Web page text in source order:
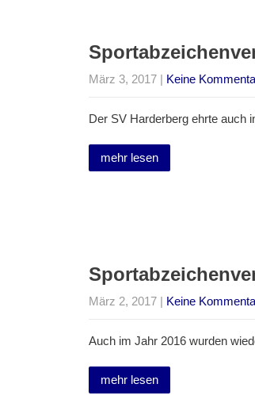
März 3, 2017| Keine
Der SV Harderberg ehrte auch
mehr lesen
März 2, 2017| Keine
Auch im Jahr 2016 wurden
mehr lesen